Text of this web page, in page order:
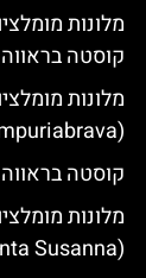
קוסטה בראווה
מלונות
(Empuriabrava)
קוסטה
מלונות
(Santa Susanna)